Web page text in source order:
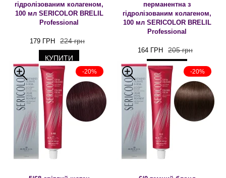
гідролізованим колагеном,
100 мл SERICOLOR BRELIL
Professional
179 ГРН 224 грн
КУПИТИ
перманентна з
гідролізованим колагеном,
100 мл SERICOLOR BRELIL
Professional
164 ГРН 205 грн
КУПИТИ
-20% -20%